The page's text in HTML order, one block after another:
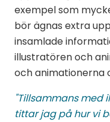
exempel som
bör ägnas extra
insamlade
illustratören och
och animationerna
"Tillsammans med
tittar jag på hur vi